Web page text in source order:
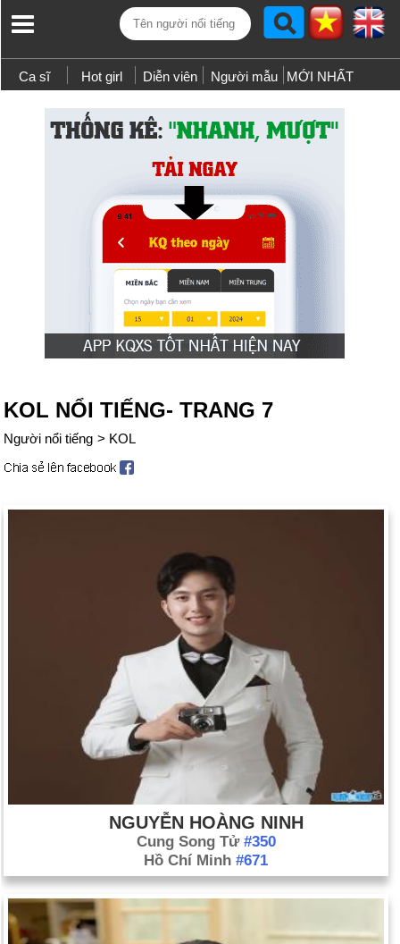
Ca sĩ Hot girl Diễn viên Người mẫu MỚI NHẤT
KOL NỔI TIẾNG- TRANG 7
Người nổi tiếng > KOL
NGUYỄN HOÀNG NINH
Cung Song Tử #350
Hồ Chí Minh #671